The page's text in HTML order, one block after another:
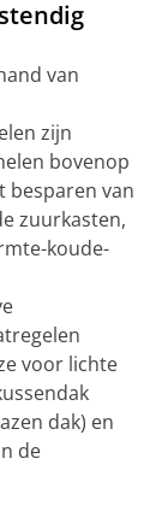
van
zijn
bovenop
besparen van
zuurkasten,
koude-
voor lichte
dak) en
de